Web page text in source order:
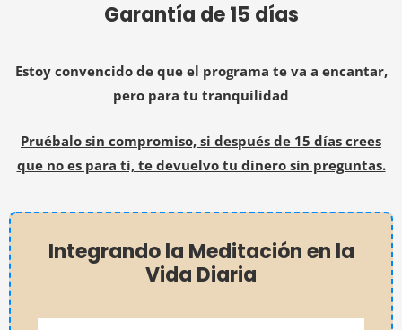
Garantía de 15 días
Estoy convencido de que el programa te va a encantar,
pero para tu tranquilidad
Pruébalo sin compromiso, si después de 15 días crees
que no es para ti, te devuelvo tu dinero sin preguntas.
Integrando la Meditación en la
Vida Diaria